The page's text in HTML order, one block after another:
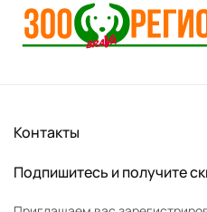
Контакты
Подпишитесь и получите